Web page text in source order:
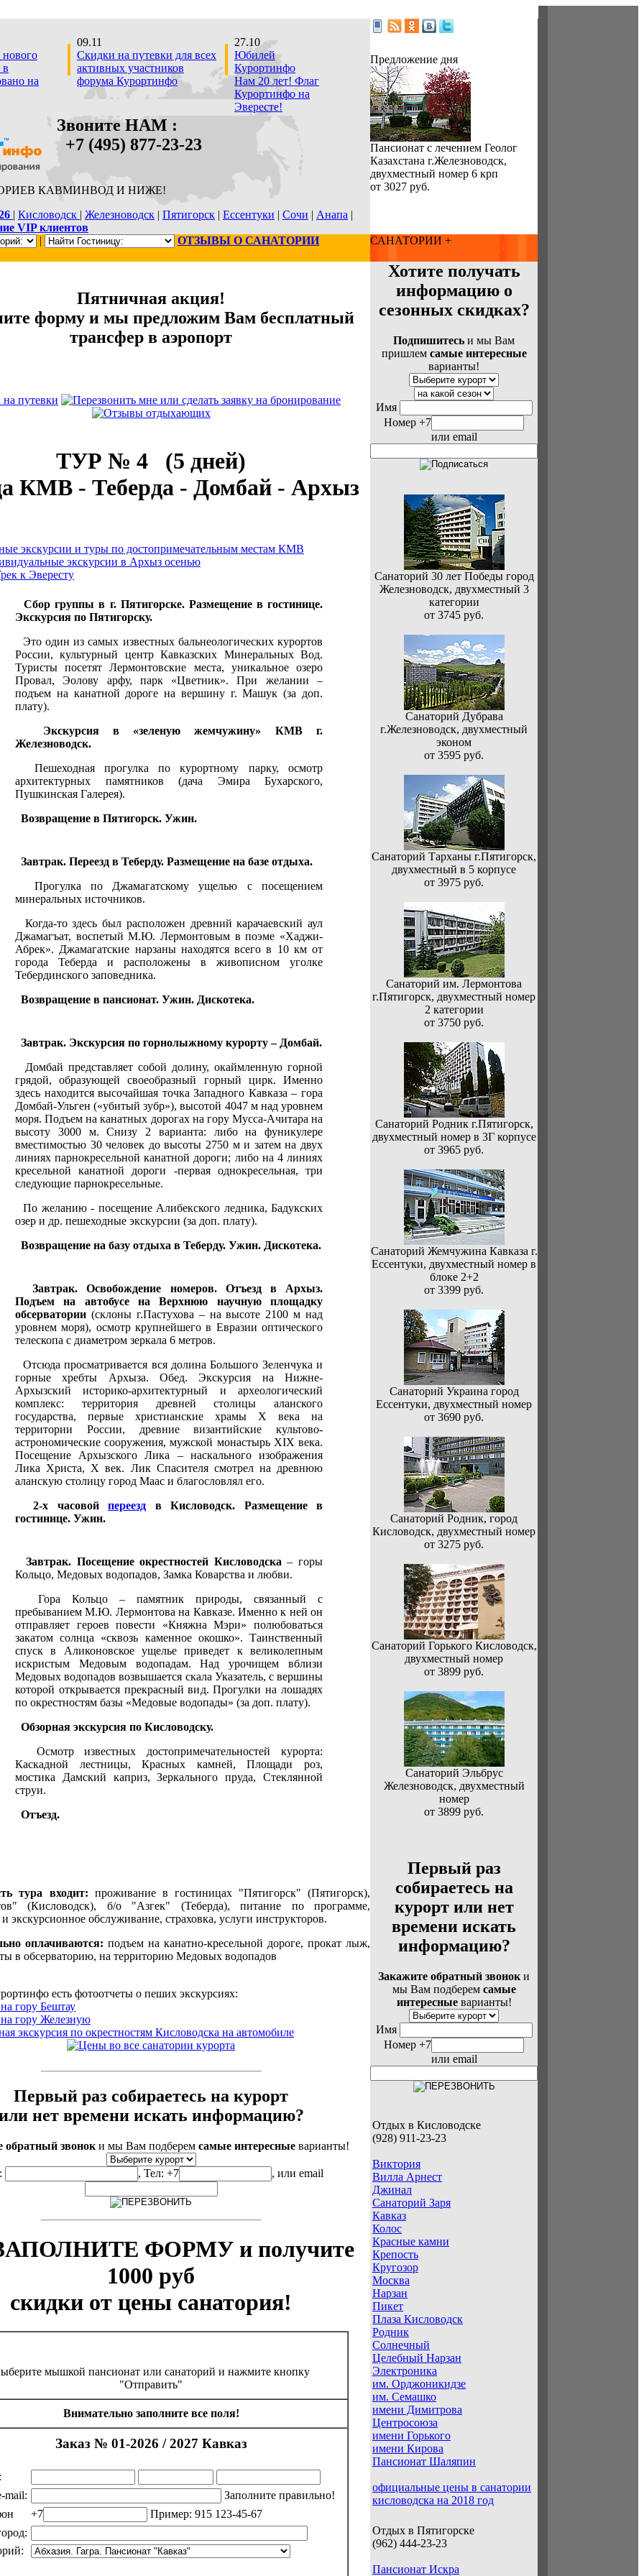
в
на
09.11
Скидки на путевки для всех
активных участников
форума Курортинфо
27.10
Юбилей
Курортинфо
Нам 20 лет! Флаг
Курортинфо на
Эвересте!
Предложение дня
Пансионат с лечением Геолог
Казахстана г.Железноводск,
двухместный номер 6 крп
от 3027 руб.
Звоните НАМ :
+7 (495) 877-23-23
КАВМИНВОД И НИЖЕ!
| Кисловодск | Железноводск | Пятигорск | Ессентуки | Сочи | Анапа |
VIP клиентов
|
ОТЗЫВЫ О САНАТОРИИ САНАТОРИИ +
Пятничная акция!
форму и мы предложим Вам бесплатный
трансфер в аэропорт
ТУР № 4 (5 дней)
КМВ - Теберда - Домбай - Архыз
экскурсии и туры по достопримечательным местам КМВ
экскурсии в Архыз осенью
к Эвересту
Сбор группы в г. Пятигорске. Размещение в гостинице.
Экскурсия по Пятигорску.
Это один из самых известных бальнеологических курортов
России, культурный центр Кавказских Минеральных Вод.
Туристы посетят Лермонтовские места, уникальное озеро
Провал, Эолову арфу, парк «Цветник». При желании –
подъем на канатной дороге на вершину г. Машук (за доп.
плату).
Экскурсия в «зеленую жемчужину» КМВ г.
Железноводск.
Пешеходная прогулка по курортному парку, осмотр
архитектурных памятников (дача Эмира Бухарского,
Пушкинская Галерея).
Возвращение в Пятигорск. Ужин.
Завтрак. Переезд в Теберду. Размещение на базе отдыха.
Прогулка по Джамагатскому ущелью с посещением
минеральных источников.
Когда-то здесь был расположен древний карачаевский аул
Джамагъат, воспетый М.Ю. Лермонтовым в поэме «Хаджи-
Абрек». Джамагатские нарзаны находятся всего в 10 км от
города Теберда и расположены в живописном уголке
Тебердинского заповедника.
Возвращение в пансионат. Ужин. Дискотека.
Завтрак. Экскурсия по горнолыжному курорту – Домбай.
Домбай представляет собой долину, окаймленную горной
грядой, образующей своеобразный горный цирк. Именно
здесь находится высочайшая точка Западного Кавказа – гора
Домбай-Ульген («убитый зубр»), высотой 4047 м над уровнем
моря. Подъем на канатных дорогах на гору Мусса-Ачитара на
высоту 3000 м. Снизу 2 варианта: либо на фуникулере
вместимостью 30 человек до высоты 2750 м и затем на двух
линиях парнокресельной канатной дороги; либо на 4 линиях
кресельной канатной дороги -первая однокресельная, три
следующие парнокресельные.
По желанию - посещение Алибекского ледника, Бадукских
озер и др. пешеходные экскурсии (за доп. плату).
Возвращение на базу отдыха в Теберду. Ужин. Дискотека.
Завтрак. Освобождение номеров. Отъезд в Архыз.
Подъем на автобусе на Верхнюю научную площадку
обсерватории (склоны г.Пастухова – на высоте 2100 м над
уровнем моря), осмотр крупнейшего в Евразии оптического
телескопа с диаметром зеркала 6 метров.
Отсюда просматривается вся долина Большого Зеленчука и
горные хребты Архыза. Обед. Экскурсия на Нижне-
Архызский историко-архитектурный и археологический
комплекс: территория древней столицы аланского
государства, первые христианские храмы Х века на
территории России, древние византийские культово-
астрономические сооружения, мужской монастырь XIX века.
Посещение Архызского Лика – наскального изображения
Лика Христа, Х век. Лик Спасителя смотрел на древнюю
аланскую столицу город Маас и благословлял его.
2-х часовой переезд в Кисловодск. Размещение в
гостинице. Ужин.
Завтрак. Посещение окрестностей Кисловодска – горы
Кольцо, Медовых водопадов, Замка Коварства и любви.
Гора Кольцо – памятник природы, связанный с
пребыванием М.Ю. Лермонтова на Кавказе. Именно к ней он
отправляет героев повести «Княжна Мэри» полюбоваться
закатом солнца «сквозь каменное окошко». Таинственный
спуск в Аликоновское ущелье приведет к великолепным
искристым Медовым водопадам. Над урочищем вблизи
Медовых водопадов возвышается скала Указатель, с вершины
которой открывается прекрасный вид. Прогулки на лошадях
по окрестностям базы «Медовые водопады» (за доп. плату).
Обзорная экскурсия по Кисловодску.
Осмотр известных достопримечательностей курорта:
Каскадной лестницы, Красных камней, Площади роз,
мостика Дамский каприз, Зеркального пруда, Стеклянной
струи.
Отъезд.
тура входит: проживание в гостиницах "Пятигорск" (Пятигорск),
(Кисловодск), б/о "Азгек" (Теберда), питание по программе,
экскурсионное обслуживание, страховка, услуги инструкторов.
оплачиваются: подъем на канатно-кресельной дороге, прокат лыж,
в обсерваторию, на территорию Медовых водопадов
есть фотоотчеты о пеших экскурсиях:
гору Бештау
гору Железную
экскурсия по окрестностям Кисловодска на автомобиле
Первый раз собираетесь на курорт
нет времени искать информацию?
обратный звоноки мы Вам подберем самые интересныеварианты!
, Тел: +7 , или email
ФОРМУ и получите
1000 руб
скидки от цены санатория!
мышкой пансионат или санаторий и нажмите кнопку
"Отправить"
Внимательно заполните все поля!
Заказ № 01-2026 / 2027 Кавказ
mail: Заполните правильно!
+7 Пример: 915 123-45-67
Хотите получать
информацию о
сезонных скидках?
Подпишитесь и мы Вам
пришлем самые интересные
варианты!
Имя
Номер +7
или email
Санаторий 30 лет Победы город
Железноводск, двухместный 3
категории
от 3745 руб.
Санаторий Дубрава
г.Железноводск, двухместный
эконом
от 3595 руб.
Санаторий Тарханы г.Пятигорск,
двухместный в 5 корпусе
от 3975 руб.
Санаторий им. Лермонтова
г.Пятигорск, двухместный номер
2 категории
от 3750 руб.
Санаторий Родник г.Пятигорск,
двухместный номер в 3Г корпусе
от 3965 руб.
Санаторий Жемчужина Кавказа г.
Ессентуки, двухместный номер в
блоке 2+2
от 3399 руб.
Санаторий Украина город
Ессентуки, двухместный номер
от 3690 руб.
Санаторий Родник, город
Кисловодск, двухместный номер
от 3275 руб.
Санаторий Горького Кисловодск,
двухместный номер
от 3899 руб.
Санаторий Эльбрус
Железноводск, двухместный
номер
от 3899 руб.
Первый раз
собираетесь на
курорт или нет
времени искать
информацию?
Закажите обратный звонок и
мы Вам подберем самые
интересныеварианты!
Имя
Номер +7
или email
Отдых в Кисловодске
(928) 911-23-23
Виктория
Вилла Арнест
Джинал
Санаторий Заря
Кавказ
Колос
Красные камни
Крепость
Кругозор
Москва
Нарзан
Пикет
Плаза Кисловодск
Родник
Солнечный
Целебный Нарзан
Электроника
им. Орджоникидзе
им. Семашко
имени Димитрова
Центросоюза
имени Горького
имени Кирова
Пансионат Шаляпин
официальные цены в санатории
кисловодска на 2018 год
Отдых в Пятигорске
(962) 444-23-23
Пансионат Искра